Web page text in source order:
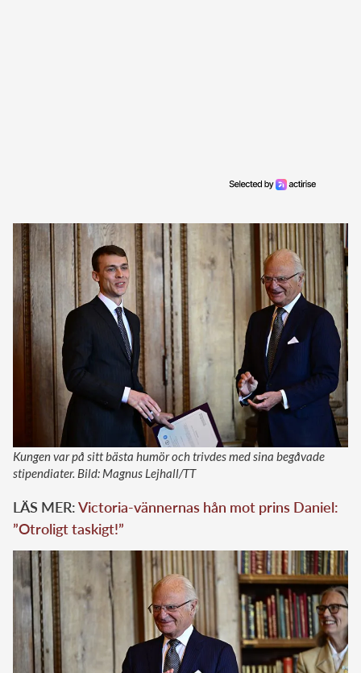
Kungen var på sitt bästa humör och trivdes med sina begåvade
stipendiater. Bild: Magnus Lejhall/TT
LÄS MER:Victoria-vännernas hån mot prins Daniel:
”Otroligt taskigt!”